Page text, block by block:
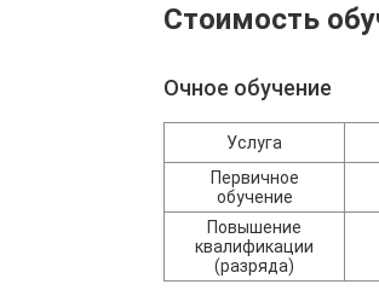
Стоимость
Очное обучение
Услуга
Первичное
обучение
Повышение
квалификации
(разряда)